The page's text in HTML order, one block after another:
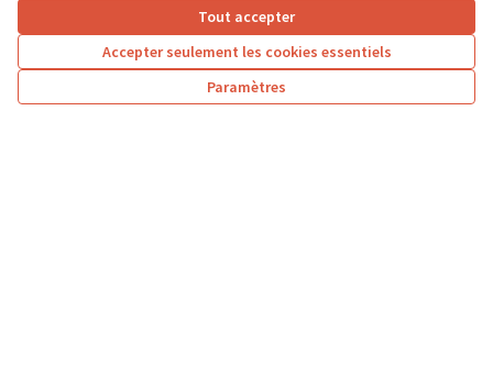
Tout accepter
Accepter seulement les cookies essentiels
Paramètres
Résultats par page : 25
3 … 7